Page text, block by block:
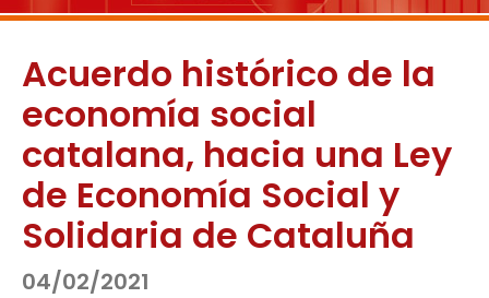
Acuerdo histórico de la
economía social
catalana, hacia una Ley
de Economía Social y
Solidaria de Cataluña
04/02/2021